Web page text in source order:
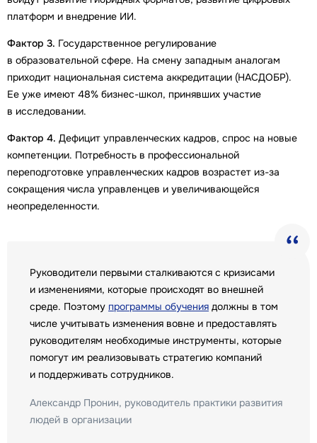
платформ и внедрение ИИ.
Фактор 3. Государственное регулирование
в образовательной сфере. На смену западным аналогам
приходит национальная система аккредитации (НАСДОБР).
Ее уже имеют 48% бизнес-школ, принявших участие
в исследовании.
Фактор 4. Дефицит управленческих кадров, спрос на новые
компетенции. Потребность в профессиональной
переподготовке управленческих кадров возрастет из-за
сокращения числа управленцев и увеличивающейся
неопределенности.
Руководители первыми сталкиваются с кризисами
и изменениями, которые происходят во внешней
среде. Поэтому программы обучения должны в том
числе учитывать изменения вовне и предоставлять
руководителям необходимые инструменты, которые
помогут им реализовывать стратегию компаний
и поддерживать сотрудников.
Александр Пронин, руководитель практики развития
людей в организации